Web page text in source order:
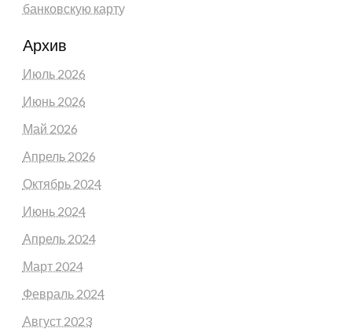
банковскую карту
Архив
Июль 2026
Июнь 2026
Май 2026
Апрель 2026
Октябрь 2024
Июнь 2024
Апрель 2024
Март 2024
Февраль 2024
Август 2023